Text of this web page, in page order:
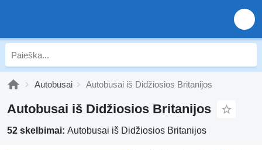
Autobusai Autobusai iš Didžiosios Britanijos
Autobusai iš Didžiosios Britanijos
52 skelbimai: Autobusai iš Didžiosios Britanijos